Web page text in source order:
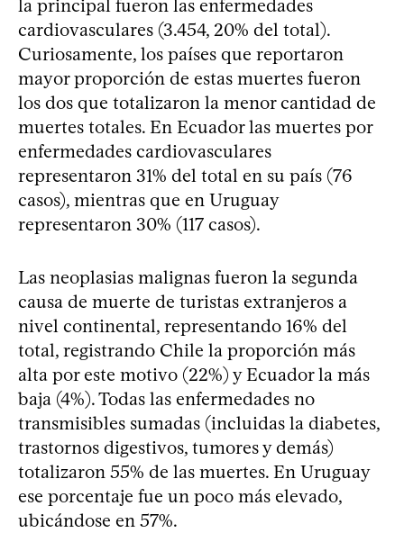
la principal fueron las enfermedades
cardiovasculares (3.454, 20% del total).
Curiosamente, los países que reportaron
mayor proporción de estas muertes fueron
los dos que totalizaron la menor cantidad de
muertes totales. En Ecuador las muertes por
enfermedades cardiovasculares
representaron 31% del total en su país (76
casos), mientras que en Uruguay
representaron 30% (117 casos).
Las neoplasias malignas fueron la segunda
causa de muerte de turistas extranjeros a
nivel continental, representando 16% del
total, registrando Chile la proporción más
alta por este motivo (22%) y Ecuador la más
baja (4%). Todas las enfermedades no
transmisibles sumadas (incluidas la diabetes,
trastornos digestivos, tumores y demás)
totalizaron 55% de las muertes. En Uruguay
ese porcentaje fue un poco más elevado,
ubicándose en 57%.